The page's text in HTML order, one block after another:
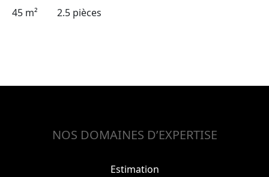
45 m²
2.5 pièces
NOS DOMAINES D’EXPERTISE
Estimation